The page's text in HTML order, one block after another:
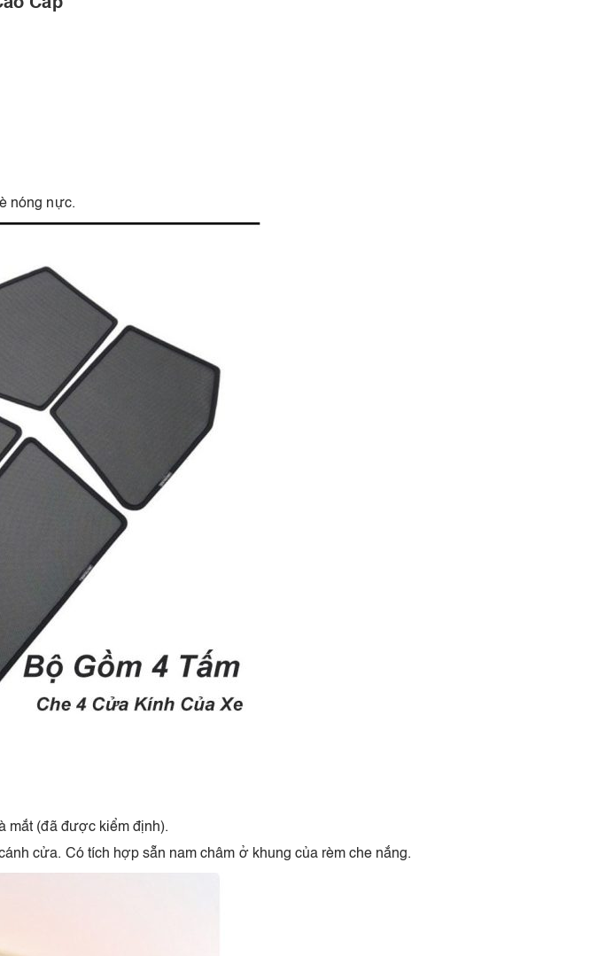
Cấp
nóng nực.
mắt (đã được kiểm định).
cửa. Có tích hợp sẵn nam châm ở khung của rèm che nắng.